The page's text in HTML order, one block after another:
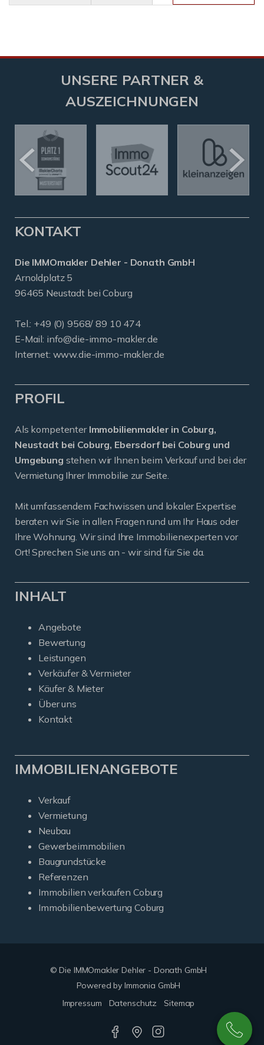
UNSERE PARTNER &
AUSZEICHNUNGEN
KONTAKT
Die IMMOmakler Dehler - Donath GmbH
Arnoldplatz 5
96465 Neustadt bei Coburg
Tel.: +49 (0) 9568/ 89 10 474
E-Mail: info@die-immo-makler.de
Internet: www.die-immo-makler.de
PROFIL
Als kompetenter Immobilienmakler in Coburg,
Neustadt bei Coburg, Ebersdorf bei Coburg und
Umgebung stehen wir Ihnen beim Verkauf und bei der
Vermietung Ihrer Immobilie zur Seite.
Mit umfassendem Fachwissen und lokaler Expertise
beraten wir Sie in allen Fragen rund um Ihr Haus oder
Ihre Wohnung. Wir sind Ihre Immobilienexperten vor
Ort! Sprechen Sie uns an - wir sind für Sie da.
INHALT
Angebote
Bewertung
Leistungen
Verkäufer & Vermieter
Käufer & Mieter
Über uns
Kontakt
IMMOBILIENANGEBOTE
Verkauf
Vermietung
Neubau
Gewerbeimmobilien
Baugrundstücke
Referenzen
Immobilien verkaufen Coburg
Immobilienbewertung Coburg
© Die IMMOmakler Dehler - Donath GmbH
Powered by Immonia GmbH
Impressum
Datenschutz Sitemap